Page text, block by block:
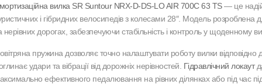
вилка SR Suntour NRX-D-DS-LO AIR 700C 63 TS— це
і гібридних велосипедів з колесами 28″. Модель розроблена
нерівних дорогах, забезпечуючи стабільність і контроль у щоденному
пружина дозволяє точно налаштувати роботу вилки відповідно
удари та вібрації від дорожніх нерівностей. Гідравлічний локаут
ефективного педалювання на рівних ділянках або під час